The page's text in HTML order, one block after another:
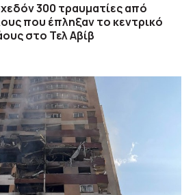
300 τραυματίες από
που έπληξαν το κεντρικό
στο Τελ Αβίβ